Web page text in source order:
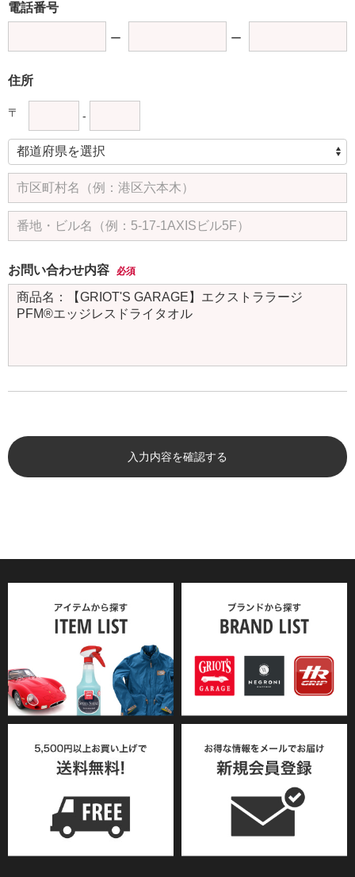
電話番号
住所
〒 -
お問い合わせ内容 必須
入力内容を確認する